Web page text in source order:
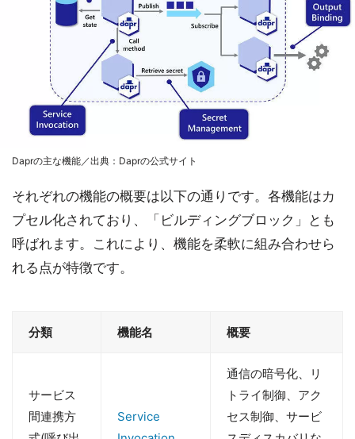
Daprの主な機能／出典：Daprの公式サイト
それぞれの機能の概要は以下の通りです。各機能はカ
プセル化されており、「ビルディングブロック」とも
呼ばれます。これにより、機能を柔軟に組み合わせら
れる点が特徴です。
分類 機能名 概要
サービス
間連携方
Service
通信の暗号化、リ
トライ制御、アク
セス制御、サービ